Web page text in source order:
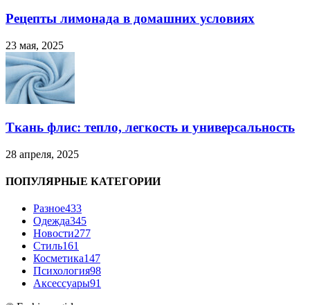
Рецепты лимонада в домашних условиях
23 мая, 2025
Ткань флис: тепло, легкость и универсальность
28 апреля, 2025
ПОПУЛЯРНЫЕ КАТЕГОРИИ
Разное433
Одежда345
Новости277
Стиль161
Косметика147
Психология98
Аксессуары91